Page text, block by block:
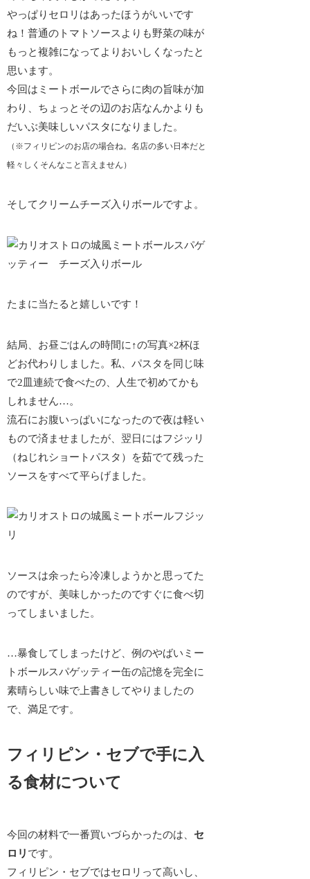
やっぱりセロリはあったほうがいいです
ね！普通のトマトソースよりも野菜の味が
もっと複雑になってよりおいしくなったと
思います。
今回はミートボールでさらに肉の旨味が加
わり、ちょっと その辺のお店なんかよりも
だいぶ美味しいパスタになりました。
（※フィリピンのお店の場合ね。名店の多い日本だと
軽々しくそんなこと言えません）
そしてクリームチーズ入りボールですよ。
たまに当たると嬉しいです！
結局、お昼ごはんの時間に↑の写真×2杯ほ
どお代わりしました。私、パスタを同じ味
で2皿連続で食べたの、人生で初めてかも
しれません…。
流石にお腹いっぱいになったので夜は軽い
もので済ませましたが、翌日にはフジッリ
（ねじれショートパスタ）を茹でて残った
ソースをすべて平らげました。
ソースは余ったら冷凍しようかと思ってた
のですが、美味しかったのですぐに食べ切
ってしまいました。
…暴食してしまったけど、例のやばいミー
トボールスパゲッティー缶の記憶を完全に
素晴らしい味で上書きしてやりましたの
で、満足です。
フィリピン・セブで手に入
る食材について
今回の材料で一番買いづらかったのは、 セ
ロリ です。
フィリピン・セブではセロリって高いし、